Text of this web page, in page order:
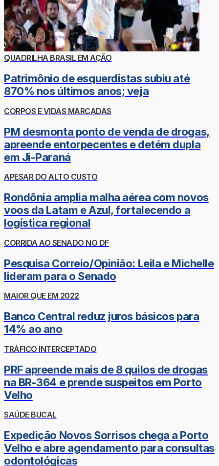
QUADRILHA BRASIL EM AÇÃO
Patrimônio de esquerdistas subiu até
870% nos últimos anos; veja
CORPOS E VIDAS MARCADAS
PM desmonta ponto de venda de drogas,
apreende entorpecentes e detém dupla
em Ji-Paraná
APESAR DO ALTO CUSTO
Rondônia amplia malha aérea com novos
voos da Latam e Azul, fortalecendo a
logística regional
CORRIDA AO SENADO NO DF
Pesquisa Correio/Opinião: Leila e Michelle
lideram para o Senado
MAIOR QUE EM 2022
Banco Central reduz juros básicos para
14% ao ano
TRÁFICO INTERCEPTADO
PRF apreende mais de 8 quilos de drogas
na BR-364 e prende suspeitos em Porto
Velho
SAÚDE BUCAL
Expedição Novos Sorrisos chega a Porto
Velho e abre agendamento para consultas
odontológicas